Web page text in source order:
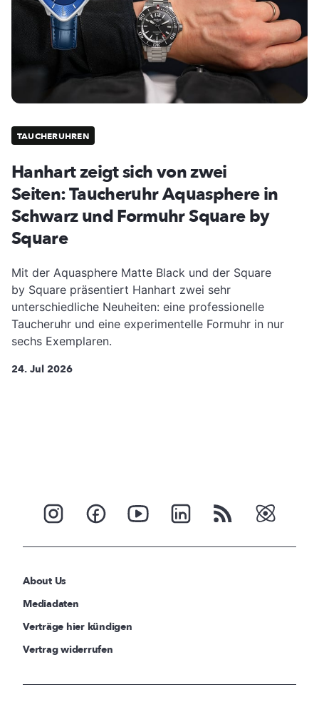
TAUCHERUHREN
Hanhart zeigt sich von zwei
Seiten: Taucheruhr Aquasphere in
Schwarz und Formuhr Square by
Square
Mit der Aquasphere Matte Black und der Square
by Square präsentiert Hanhart zwei sehr
unterschiedliche Neuheiten: eine professionelle
Taucheruhr und eine experimentelle Formuhr in nur
sechs Exemplaren.
24. Jul 2026
About Us
Mediadaten
Verträge hier kündigen
Vertrag widerrufen